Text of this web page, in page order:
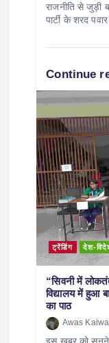
राजनीति से जुड़ी
पार्टी के शरद
Continue
ट्रेंडिंग देश-
“सिवनी में
विद्यालय में हुआ
का पाठ
Awas
इस खबर को